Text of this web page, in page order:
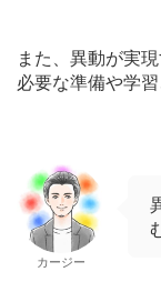
また、異動が実
必要な準備や学
カージー